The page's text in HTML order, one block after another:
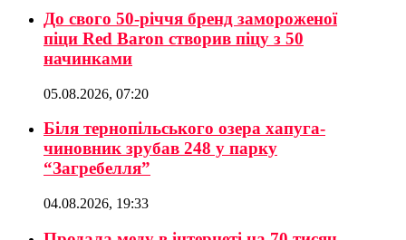
До свого 50-річчя бренд замороженої
піци Red Baron створив піцу з 50
начинками
05.08.2026, 07:20
Біля тернопільського озера хапуга-
чиновник зрубав 248 у парку
“Загребелля”
04.08.2026, 19:33